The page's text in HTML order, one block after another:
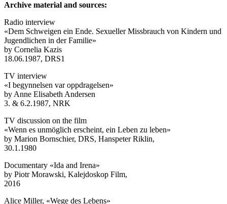
Archive material and sources:
Radio interview
«Dem Schweigen ein Ende. Sexueller Missbrauch von Kindern und
Jugendlichen in der Familie»
by Cornelia Kazis
18.06.1987, DRS1
TV interview
«I begynnelsen var oppdragelsen»
by Anne Elisabeth Andersen
3. & 6.2.1987, NRK
TV discussion on the film
«Wenn es unmöglich erscheint, ein Leben zu leben»
by Marion Bornschier, DRS, Hanspeter Riklin,
30.1.1980
Documentary «Ida and Irena»
by Piotr Morawski, Kalejdoskop Film,
2016
Alice Miller, «Wege des Lebens»